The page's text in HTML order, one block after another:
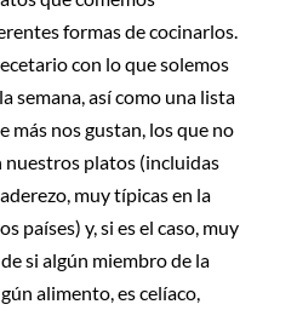
formas de cocinarlos.
con lo que solemos
semana, así como una lista
más nos gustan, los que no
platos (incluidas
muy típicas en la
países) y, si es el caso, muy
si algún miembro de la
alimento, es celíaco,